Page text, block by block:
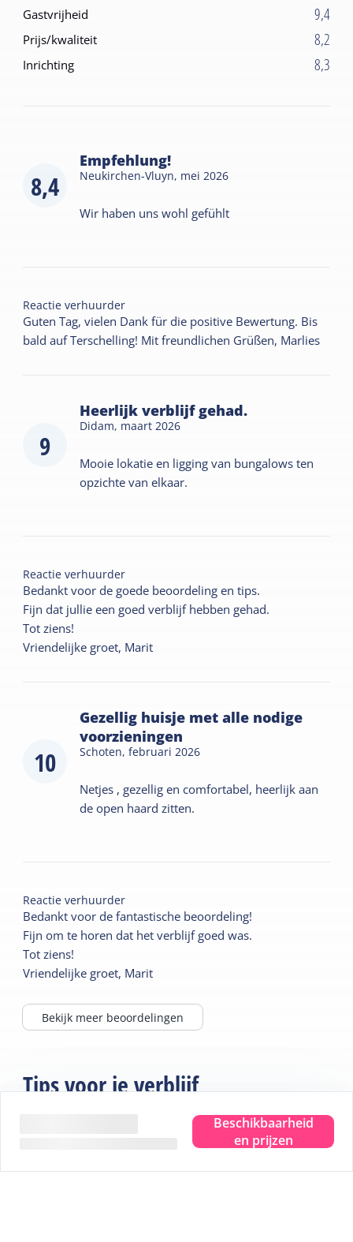
Beschikbaarheid
en prijzen
Gastvrijheid 9,4
Prijs/kwaliteit 8,2
Inrichting 8,3
8,4
Empfehlung!
Neukirchen-Vluyn, mei 2026
Wir haben uns wohl gefühlt
Reactie verhuurder
Guten Tag, vielen Dank für die positive Bewertung. Bis
bald auf Terschelling! Mit freundlichen Grüßen, Marlies
9
Heerlijk verblijf gehad.
Didam, maart 2026
Mooie lokatie en ligging van bungalows ten
opzichte van elkaar.
Reactie verhuurder
Bedankt voor de goede beoordeling en tips.
Fijn dat jullie een goed verblijf hebben gehad.
Tot ziens!
Vriendelijke groet, Marit
10
Gezellig huisje met alle nodige
voorzieningen
Schoten,februari 2026
Netjes , gezellig en comfortabel, heerlijk aan
de open haard zitten.
Reactie verhuurder
Bedankt voor de fantastische beoordeling!
Fijn om te horen dat het verblijf goed was.
Tot ziens!
Vriendelijke groet, Marit
Bekijk meer beoordelingen
Tips voor je verblijf